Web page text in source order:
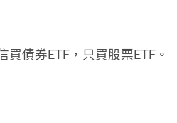
債券ETF，只買股票ETF。